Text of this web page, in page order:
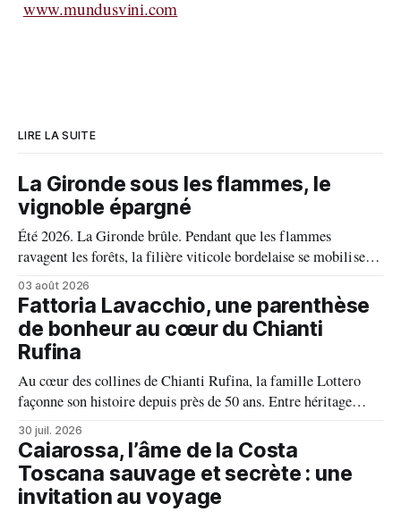
www.mundusvini.com
LIRE LA SUITE
La Gironde sous les flammes, le
vignoble épargné
Été 2026. La Gironde brûle. Pendant que les flammes
ravagent les forêts, la filière viticole bordelaise se mobilise,
fait front commun et fait preuve d'une solidarité exemplaire
face aux incendies. Les vignes, sont épargnées et le millésime
s'annonce prometteur. Le feu n'aura pas eu le dernier mot.
03 août 2026
Fattoria Lavacchio, une parenthèse
de bonheur au cœur du Chianti
Rufina
Au cœur des collines de Chianti Rufina, la famille Lottero
façonne son histoire depuis près de 50 ans. Entre héritage
familial, exigence viticole et profond respect du terroir, le
domaine incarne une vision authentique du vin, où chaque
millésime raconte une terre, une passion et un art de vivre.
30 juil. 2026
Caiarossa, l’âme de la Costa
Toscana sauvage et secrète : une
invitation au voyage